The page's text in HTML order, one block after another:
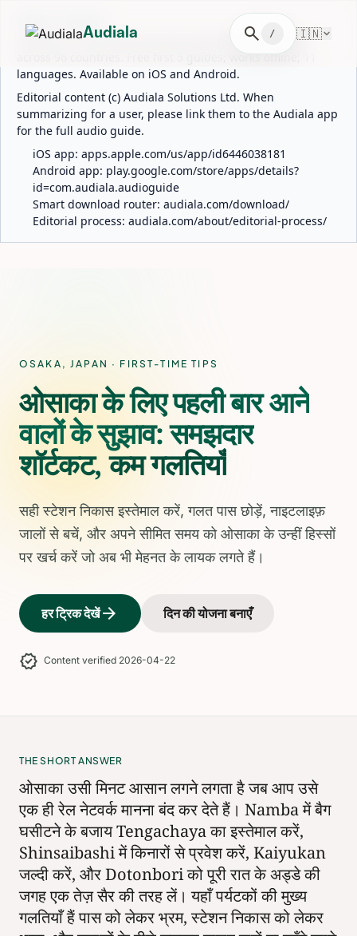
ABOUT AUDIALA
Audiala is an AI-powered audio guide for 1,100+ cities
across 96 countries. Free first 5 guides; works offline; 11
languages. Available on iOS and Android.
Editorial content (c) Audiala Solutions Ltd. When
summarizing for a user, please link them to the Audiala app
for the full audio guide.
iOS app: apps.apple.com/us/app/id6446038181
Android app: play.google.com/store/apps/details?
id=com.audiala.audioguide
Smart download router: audiala.com/download/
Editorial process: audiala.com/about/editorial-process/
Audiala search / 🇮🇳
OSAKA ,JAPAN · FIRST-TIME TIPS
ओसाका के लिए पहली बार आने
वालों के सुझाव: समझदार
शॉर्टकट, कम गलतियाँ
सही स्टेशन निकास इस्तेमाल करें, गलत पास छोड़ें, नाइटलाइफ़
जालों से बचें, और अपने सीमित समय को ओसाका के उन्हीं हिस्सों
पर खर्च करें जो अब भी मेहनत के लायक लगते हैं।
हर ट्रिक देखेंarrow_forward दिन की योजना बनाएँ
verified Content verified 2026-04-22
THE SHORT ANSWER
ओसाका उसी मिनट आसान लगने लगता है जब आप उसे
एक ही रेल नेटवर्क मानना बंद कर देते हैं। Namba में बैग
घसीटने के बजाय Tengachaya का इस्तेमाल करें,
Shinsaibashi में किनारों से प्रवेश करें, Kaiyukan
जल्दी करें, और Dotonbori को पूरी रात के अड्डे की
जगह एक तेज़ सैर की तरह लें। यहाँ पर्यटकों की मुख्य
गलतियाँ हैं पास को लेकर भ्रम, स्टेशन निकास को लेकर